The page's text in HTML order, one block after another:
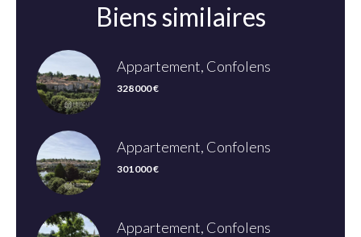
Biens similaires
Appartement, Confolens
328 000 €
Appartement, Confolens
301 000 €
Appartement, Confolens